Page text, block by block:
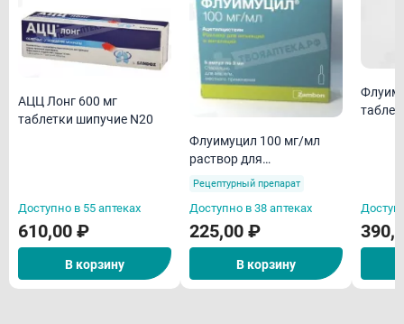
АЦЦ Лонг 600 мг
таблетки шипучие N20
Доступно в 55 аптеках
610,00 ₽
В корзину
Флуимуцил 100 мг/мл
раствор для
внутривенного введения
N5
Рецептурный препарат
Доступно в 38 аптеках
225,00 ₽
В корзину